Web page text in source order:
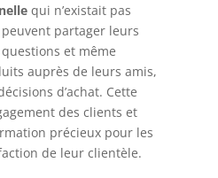
qui n’existait pas
partager leurs
et même
auprès de leurs amis,
d’achat. Cette
des clients et
précieux pour les
de leur clientèle.